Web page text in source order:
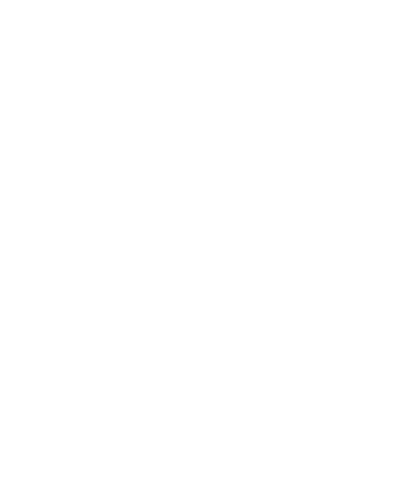
астропсихолог-консультант,
о том, в чем состоит Ваше
способы оздоровления
интересующим Вас темам. Для того,
желательно. Известный